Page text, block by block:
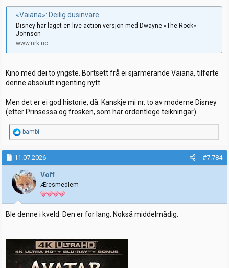
«Vaiana»: Deilig dusinvare
Disney har laget en live-action-versjon med Dwayne «The Rock»
Johnson
www.nrk.no
Kino med dei to yngste. Bortsett frå ei sjarmerande Vaiana, tilførte
denne absolutt ingenting nytt.
Men det er ei god historie, då. Kanskje mi nr. to av moderne Disney
(etter Prinsessa og frosken, som har ordentlege teikningar)
R
e
a
k
j
o
n
e
r
:
bambi
11.07.2026 #7.784
Voff
Æresmedlem
Ble denne i kveld. Den er for lang. Nokså middelmådig.